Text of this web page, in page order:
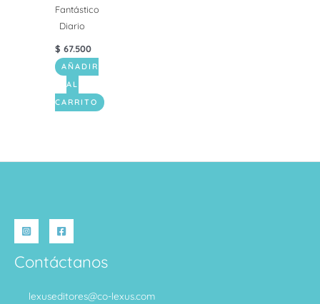
Fantástico
Diario
$ 67.500
AÑADIR
AL
CARRITO
Contáctanos
lexuseditores@co-lexus.com